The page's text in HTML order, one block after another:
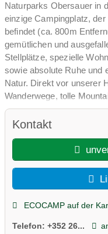
Naturparks Obersauer in
einzige Campingplatz,
befindet (ca. 800m
gemütlichen und
Stellplätze, spezielle
sowie absolute Ruhe und
Natur. Direkt vor unserer
Wanderwege, tolle
perfekte Ort für
Öffnungszeiten der
(Mobil)
Kontakt
ECOCAMP auf der
Telefon: +352 26...